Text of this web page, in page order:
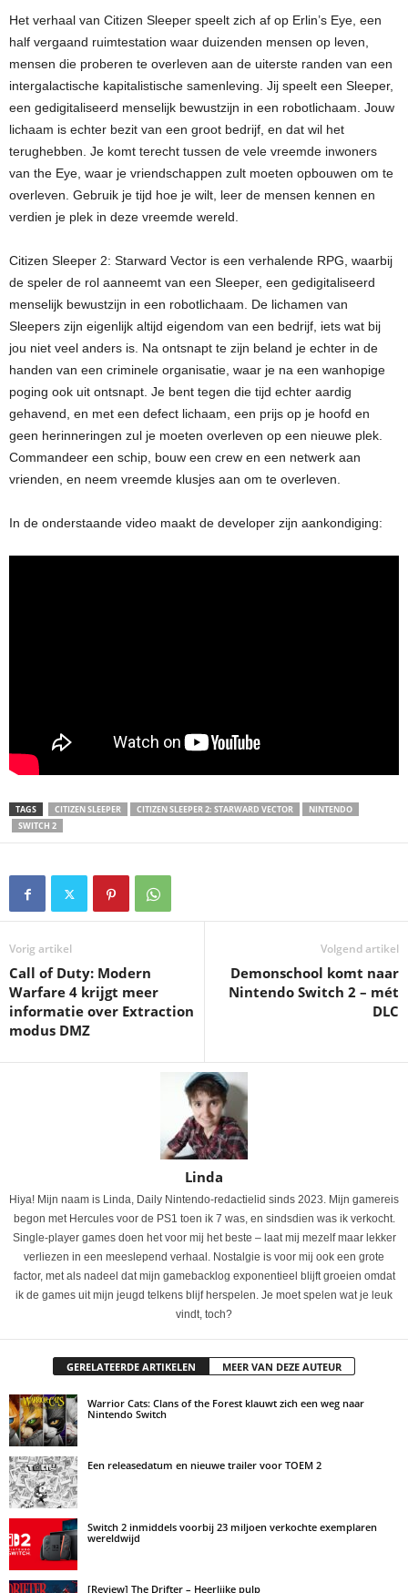
Het verhaal van Citizen Sleeper speelt zich af op Erlin’s Eye, een
half vergaand ruimtestation waar duizenden mensen op leven,
mensen die proberen te overleven aan de uiterste randen van een
intergalactische kapitalistische samenleving. Jij speelt een Sleeper,
een gedigitaliseerd menselijk bewustzijn in een robotlichaam. Jouw
lichaam is echter bezit van een groot bedrijf, en dat wil het
terughebben. Je komt terecht tussen de vele vreemde inwoners
van the Eye, waar je vriendschappen zult moeten opbouwen om te
overleven. Gebruik je tijd hoe je wilt, leer de mensen kennen en
verdien je plek in deze vreemde wereld.
Citizen Sleeper 2: Starward Vector is een verhalende RPG, waarbij
de speler de rol aanneemt van een Sleeper, een gedigitaliseerd
menselijk bewustzijn in een robotlichaam. De lichamen van
Sleepers zijn eigenlijk altijd eigendom van een bedrijf, iets wat bij
jou niet veel anders is. Na ontsnapt te zijn beland je echter in de
handen van een criminele organisatie, waar je na een wanhopige
poging ook uit ontsnapt. Je bent tegen die tijd echter aardig
gehavend, en met een defect lichaam, een prijs op je hoofd en
geen herinneringen zul je moeten overleven op een nieuwe plek.
Commandeer een schip, bouw een crew en een netwerk aan
vrienden, en neem vreemde klusjes aan om te overleven.
In de onderstaande video maakt de developer zijn aankondiging:
TAGS CITIZEN SLEEPER CITIZEN SLEEPER 2: STARWARD VECTOR
NINTENDO
SWITCH 2
Vorig artikel
Call of Duty: Modern
Warfare 4 krijgt meer
informatie over Extraction
modus DMZ
Volgend artikel
Demonschool komt naar
Nintendo Switch 2 – mét
DLC
Linda
Hiya! Mijn naam is Linda, Daily Nintendo-redactielid sinds 2023. Mijn gamereis
begon met Hercules voor de PS1 toen ik 7 was, en sindsdien was ik verkocht.
Single-player games doen het voor mij het beste – laat mij mezelf maar lekker
verliezen in een meeslepend verhaal. Nostalgie is voor mij ook een grote
factor, met als nadeel dat mijn gamebacklog exponentieel blijft groeien omdat
ik de games uit mijn jeugd telkens blijf herspelen. Je moet spelen wat je leuk
vindt, toch?
GERELATEERDE ARTIKELEN MEER VAN DEZE AUTEUR
Warrior Cats: Clans of the Forest klauwt zich een weg naar
Nintendo Switch
Een releasedatum en nieuwe trailer voor TOEM 2
Switch 2 inmiddels voorbij 23 miljoen verkochte exemplaren
wereldwijd
[Review] The Drifter – Heerlijke pulp